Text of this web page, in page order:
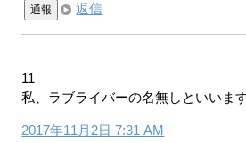
通報 返信
11
私、ラブライバーの名無しといいま
2017年11月2日 7:31 AM